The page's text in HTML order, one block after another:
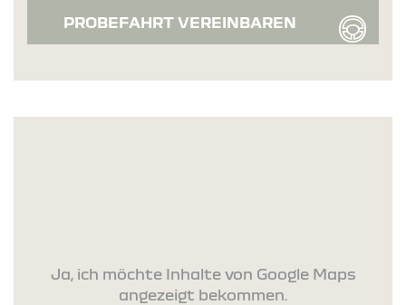
PROBEFAHRT VEREINBAREN
Ja, ich möchte Inhalte von Google Maps
angezeigt bekommen.